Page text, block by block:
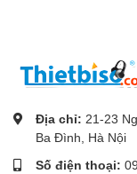
Địa chỉ: 21-23
Ba Đình, Hà Nội
Số điện thoại: